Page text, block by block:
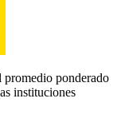
ponderado
instituciones